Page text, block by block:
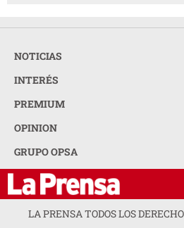
NOTICIAS
INTERÉS
PREMIUM
OPINION
GRUPO OPSA
LA PRENSA TODOS LOS